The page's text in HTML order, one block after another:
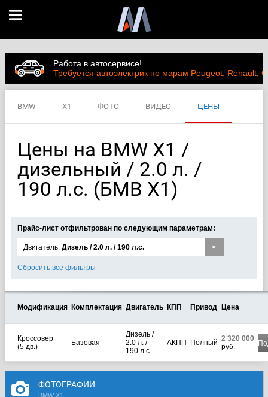
Работа в автосервисе!
Требуется автоэлектрик по марам Peugeot, Renault,
BMW X1 ФОТО ВИДЕО ЦЕНЫ
Цены на BMW X1 /
дизельный / 2.0 л. /
190 л.с. (БМВ Х1)
Прайс-лист отфильтрован по следующим параметрам:
×
Двигатель: Дизель / 2.0 л. / 190 л.с.
Сбросить все фильтры
Модификация Комплектация Двигатель КПП Привод Цена
Кроссовер
(5 дв.)
Базовая
Дизель /
2.0 л. /
190 л.с.
АКПП Полный 2 320 000
руб.
ФОТОГРАФИИ
BMW X1